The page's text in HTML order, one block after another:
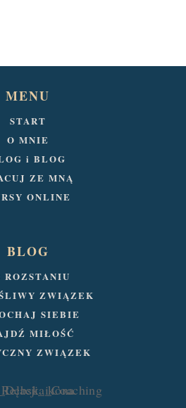
MENU
START
O MNIE
i BLOG
ZE MNĄ
ONLINE
BLOG
ROZSTANIU
ZWIĄZEK
SIEBIE
MIŁOŚĆ
ZWIĄZEK